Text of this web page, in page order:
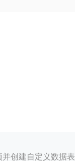
创建自定义数据表